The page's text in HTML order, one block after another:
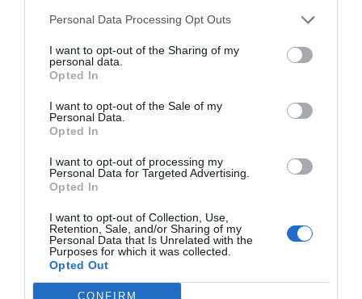
Personal Data Processing Opt Outs
I want to opt-out of the Sharing of my
personal data.
Opted In
I want to opt-out of the Sale of my
Personal Data.
Opted In
I want to opt-out of processing my
Personal Data for Targeted Advertising.
Opted In
I want to opt-out of Collection, Use,
Retention, Sale, and/or Sharing of my
Personal Data that Is Unrelated with the
Purposes for which it was collected.
Opted Out
CONFIRM